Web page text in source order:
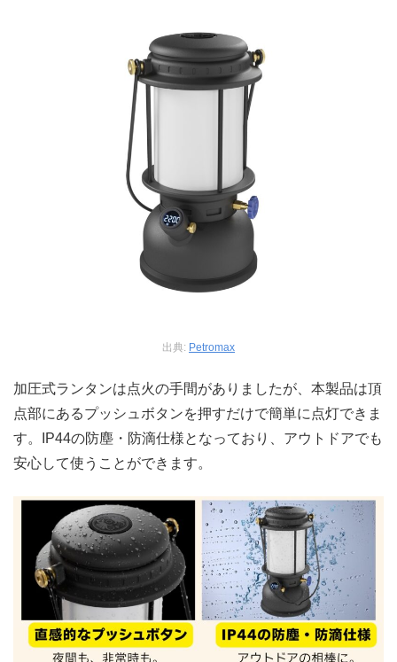
出典: Petromax
加圧式ランタンは点火の手間がありましたが、本製品は頂
点部にあるプッシュボタンを押すだけで簡単に点灯できま
す。IP44の防塵・防滴仕様となっており、アウトドアでも
安心して使うことができます。